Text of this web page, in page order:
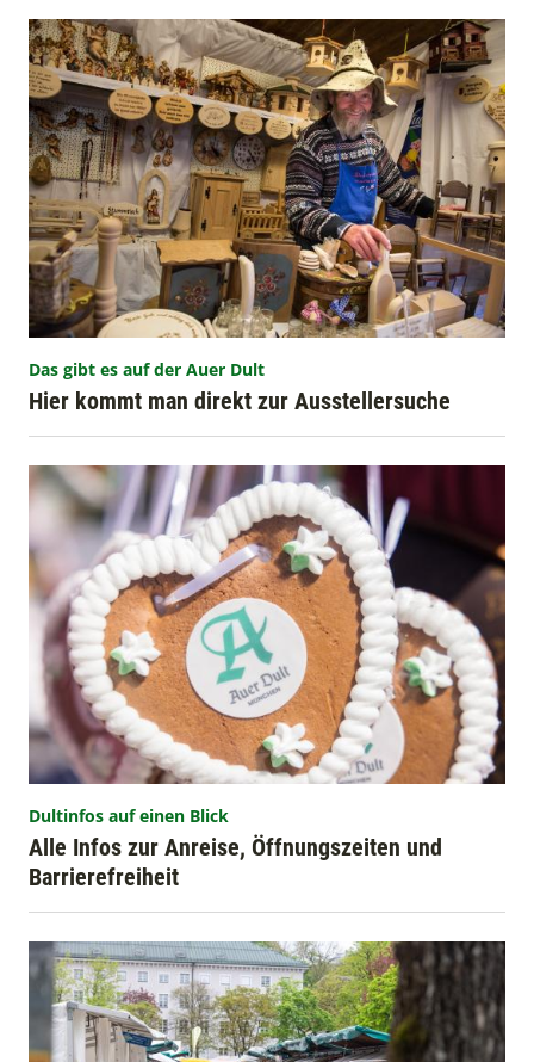
Das gibt es auf der Auer Dult
Hier kommt man direkt zur Ausstellersuche
Dultinfos auf einen Blick
Alle Infos zur Anreise, Öffnungszeiten und
Barrierefreiheit